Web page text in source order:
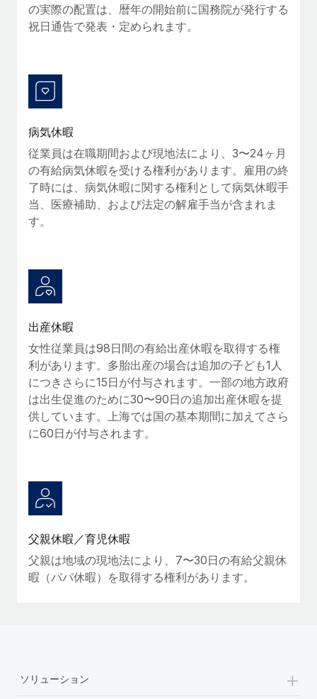
Remoteの製品アップデート：GustoとXeroの統合お
よびContractor Management Plus（契約社員管理
プラス）
業務に最適な人材を採用し、管理し、給与を支給できるようにす
ることです。この数週間で、新しい統合、機能、改良点をリリー
スしました。...
詳細を見る
給与詐欺：種類、事例、ビジネスを守る方法
給与, 賃金は詐欺の特に魅力的な標的です。多額の資金がシステ
ム間で頻繁に移動しているためです。このため、自社のビジネス
詳細を見る
の実際の配置は、暦年の開始前に国務院が発行する
祝日通告で発表・定められます。
病気休暇
従業員は在職期間および現地法により、3〜24ヶ月
の有給病気休暇を受ける権利があります。雇用の終
了時には、病気休暇に関する権利として病気休暇手
当、医療補助、および法定の解雇手当が含まれま
す。
出産休暇
女性従業員は98日間の有給出産休暇を取得する権
利があります。多胎出産の場合は追加の子ども1人
につきさらに15日が付与されます。一部の地方政府
は出生促進のために30〜90日の追加出産休暇を提
供しています。上海では国の基本期間に加えてさら
に60日が付与されます。
父親休暇／育児休暇
父親は地域の現地法により、7〜30日の有給父親休
暇（パパ休暇）を取得する権利があります。
ソリューション +